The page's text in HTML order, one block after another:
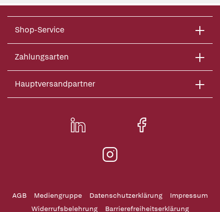
Shop-Service
Zahlungsarten
Hauptversandpartner
AGB Mediengruppe Datenschutzerklärung
Impressum
Widerrufsbelehrung
Barrierefreiheitserklärung